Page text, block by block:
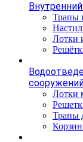
Трапы
Лотки
Лотки
Трапы